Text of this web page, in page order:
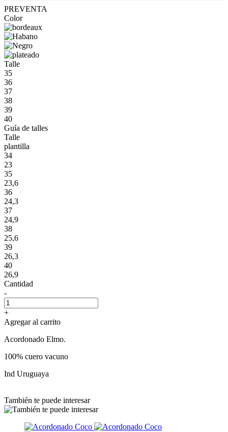
PREVENTA
Color
Talle
35
36
37
38
39
40
Guía de talles
Talle
plantilla
34
23
35
23,6
36
24,3
37
24,9
38
25,6
39
26,3
40
26,9
Cantidad
-
+
Agregar al carrito
Acordonado Elmo.
100% cuero vacuno
Ind Uruguaya
También te puede interesar